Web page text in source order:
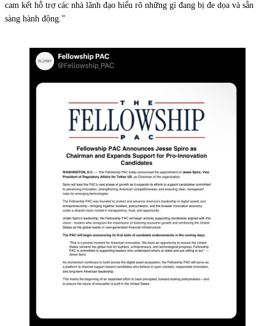
cam kết hỗ trợ các nhà lãnh đạo hiểu rõ những gì đang bị đe dọa và sẵn
sàng hành động.”